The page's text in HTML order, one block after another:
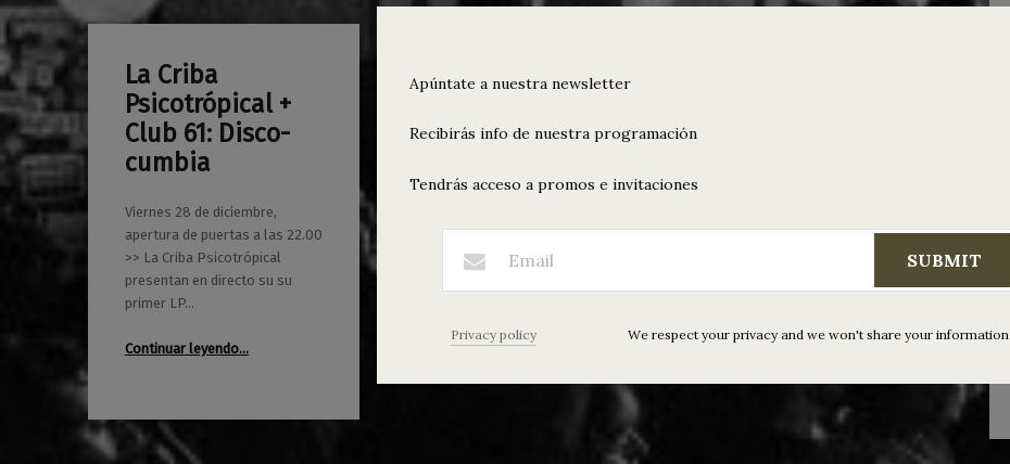
La Criba
Psicotrópical +
Club 61: Disco-
cumbia
Viernes 28 de diciembre,
apertura de puertas a las 22.00
>> La Criba Psicotrópical
presentan en directo su su
primer LP…
Continuar leyendo“La Criba Psicotrópical + Club 61: Disco-cumbia”
…
24/12/2018
Maravillas Apúntate a nuestra newsletter
Recibirás info de nuestra programación
Tendrás acceso a promos e invitaciones
SUBMIT
Privacy policy We respect your privacy and we won't share your information